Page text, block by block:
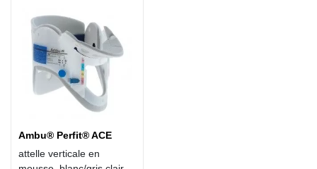
Ambu® Perfit® ACE
attelle verticale en